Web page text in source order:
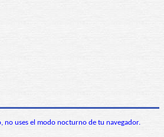
no uses el modo nocturno de tu navegador.